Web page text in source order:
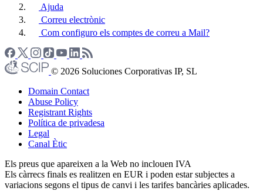
Ajuda
Correu electrònic
Com configuro els comptes de correu a Mail?
© 2026 Soluciones Corporativas IP, SL
Domain Contact
Abuse Policy
Registrant Rights
Política de privadesa
Legal
Canal Ètic
Els preus que apareixen a la Web no inclouen IVA
Els càrrecs finals es realitzen en EUR i poden estar subjectes a
variacions segons el tipus de canvi i les tarifes bancàries aplicades.